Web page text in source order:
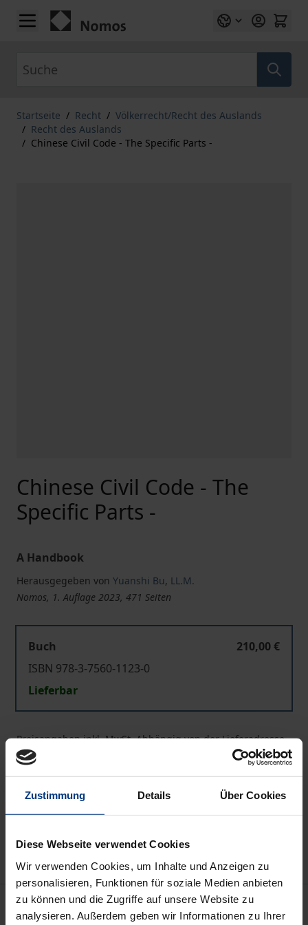
Zustimmung Details Über Cookies
Diese Webseite verwendet Cookies
Wir verwenden Cookies, um Inhalte und Anzeigen zu
personalisieren, Funktionen für soziale Medien anbieten
zu können und die Zugriffe auf unsere Website zu
analysieren. Außerdem geben wir Informationen zu Ihrer
Zum Inhalt springen
Startseite / Recht / Völkerrecht/Recht des Auslands
/ Recht des Auslands
/ Chinese Civil Code - The Specific Parts -
Chinese Civil Code - The
Specific Parts -
A Handbook
Herausgegeben von Yuanshi Bu, LL.M.
Nomos, 1. Auflage 2023, 471 Seiten
Buch
210,00 €
ISBN 978-3-7560-1123-0
Lieferbar
Preisangaben inkl. MwSt. Abhängig von der Lieferadresse
kann die MwSt. an der Kasse variieren.
In den Warenkorb
Zur Wunschliste hinzufügen
Beschreibung